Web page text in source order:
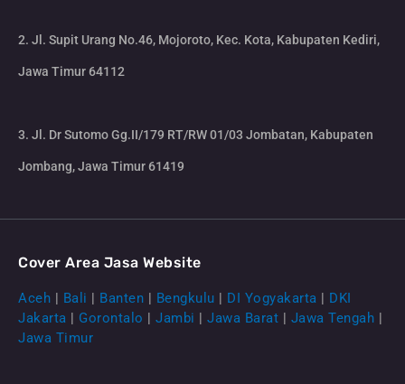
2. Jl. Supit Urang No.46, Mojoroto, Kec. Kota, Kabupaten Kediri,
Jawa Timur 64112
3. Jl. Dr Sutomo Gg.II/179 RT/RW 01/03 Jombatan, Kabupaten
Jombang, Jawa Timur 61419
Cover Area Jasa Website
Aceh | Bali | Banten | Bengkulu | DI Yogyakarta | DKI
Jakarta | Gorontalo | Jambi | Jawa Barat | Jawa Tengah |
Jawa Timur